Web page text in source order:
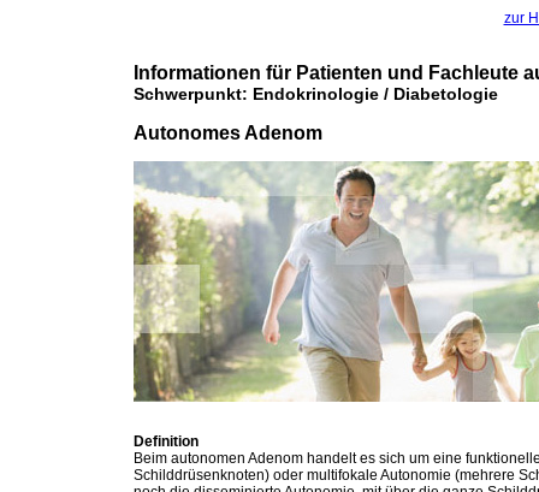
zur
Informationen für Patienten und Fachleute
Schwerpunkt: Endokrinologie / Diabetologie
Autonomes Adenom
Definition
Beim autonomen Adenom handelt es sich um eine
Schilddrüsenknoten) oder multifokale Autonomie (mehrere